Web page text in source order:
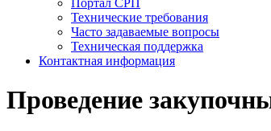
Технические требования
Часто задаваемые вопросы
Техническая поддержка
Контактная информация
Проведение